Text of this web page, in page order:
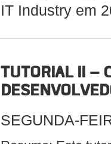
IT Industry em
TUTORIAL II –
SEGUNDA-